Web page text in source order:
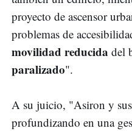
proyecto de ascensor
problemas de
movilidad reducida del
paralizado".
A su juicio, "Asiron y
profundizando en una